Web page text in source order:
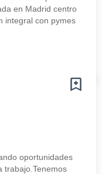
en Madrid centro
integral con pymes
oportunidades
trabajo.Tenemos